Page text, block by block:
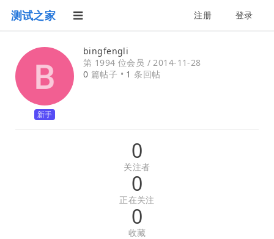
测试之家 注册 登录
新手
bingfengli
第 1994 位会员 /2014-11-28
0 篇帖子 • 1 条回帖
0
关注者
0
正在关注
0
收藏